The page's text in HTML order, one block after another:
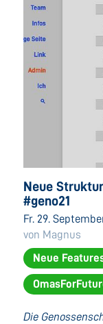
Neue
#geno21
Fr. 29.
von Magnus
Neue
Die